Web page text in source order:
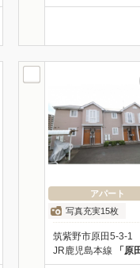
アパート
写真充実15枚
筑紫野市原田5-3-1
JR鹿児島本線 「原